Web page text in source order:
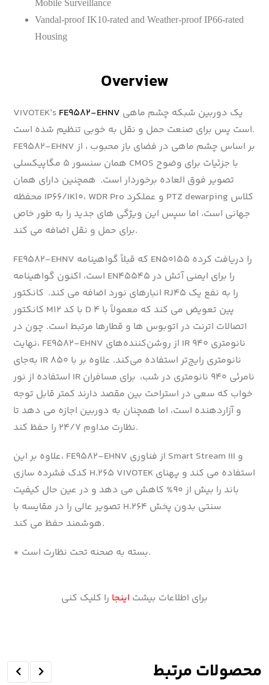
Mobile Surveillance
Vandal-proof IK10-rated and Weather-proof IP66-rated
Housing
Overview
VIVOTEK’s FE9582-EHNV
است پس برای صنعت حمل و نقل به خوبی تنظیم شده است.
FE9582-EHNV بر اساس چشم ماهی در فضای باز محبوب ، از
همان سنسور ۵ مگاپیکسلی CMOS با جزئیات برای وضوح
تصویر فوق العاده برخوردار است. همچنین دارای همان
محفظه IP66/IK10، WDR Pro و عملکرد PTZ dewarping کلاس
جهانی است، اما سپس این ویژگی های جدید را به طور خاص
برای حمل و نقل اضافه می کند.
FE9582-EHNV که قبلاً گواهینامه EN50155 را دریافت کرده
است، اکنون گواهینامه EN45545 را برای ایمنی آتش در
انبارهای نورد اضافه می کند. کانکتور RJ45 را به نفع یک
کانکتور M12 با کد D 4 پین تعویض می کند که معمولاً با
اتصالات اترنت در اتوبوس ها و قطارها مرتبط است. چون در
نهایت، FE9582-EHNV از روشن‌کننده‌های IR 940 نانومتری
به‌جای IR 850 نانومتری رایج‌تر استفاده می‌کند. علاوه بر با
استفاده از نور IR نامرئی ۹۴۰ نانومتری در شب، برای مسافران
خواب که سعی در استراحت بین مقصد دارند کمتر قابل توجه
و آزاردهنده است، اما همچنان به دوربین اجازه می دهد تا
نظارت مداوم ۲۴/۷ را حفظ کند.
علاوه بر این، FE9582-EHNV از فناوری Smart Stream III و
کدک فشرده سازی H.265 VIVOTEK استفاده می کند و پهنای
باند را بیش از ۹۰% کاهش می دهد و در عین حال کیفیت
تصویر عالی را در مقایسه با H.264 سنتی بدون پخش
هوشمند حفظ می کند.
* بسته به صحنه تحت نظارت است.
برای اطلاعات بیشت اینجا را کلیک کنی
محصولات مرتبط